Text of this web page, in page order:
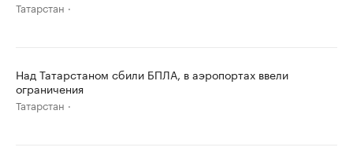
Татарстан
Над Татарстаном сбили БПЛА, в аэропортах ввели
ограничения
Татарстан